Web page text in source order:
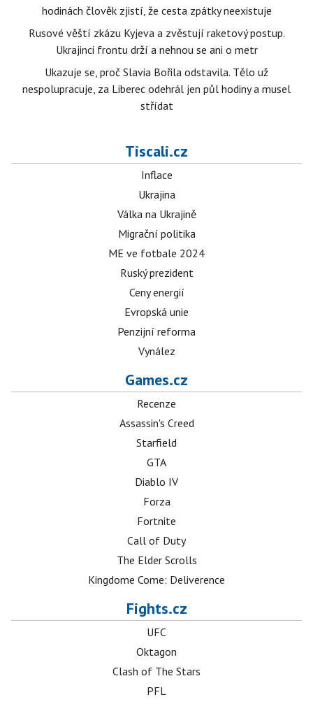
hodinách člověk zjistí, že cesta zpátky neexistuje
Rusové věští zkázu Kyjeva a zvěstují raketový postup.
Ukrajinci frontu drží a nehnou se ani o metr
Ukazuje se, proč Slavia Bořila odstavila. Tělo už
nespolupracuje, za Liberec odehrál jen půl hodiny a musel
střídat
Tiscali.cz
Inflace
Ukrajina
Válka na Ukrajině
Migrační politika
ME ve fotbale 2024
Ruský prezident
Ceny energií
Evropská unie
Penzijní reforma
Vynález
Games.cz
Recenze
Assassin's Creed
Starfield
GTA
Diablo IV
Forza
Fortnite
Call of Duty
The Elder Scrolls
Kingdome Come: Deliverence
Fights.cz
UFC
Oktagon
Clash of The Stars
PFL